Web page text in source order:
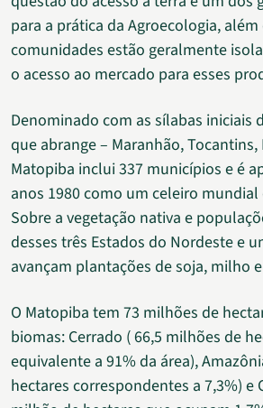
para a prática da Agroecologia, além
comunidades estão geralmente
o acesso ao mercado para esses
Denominado com as sílabas iniciais
que abrange – Maranhão, Tocantins,
Matopiba inclui 337 municípios e é
anos 1980 como um celeiro
Sobre a vegetação nativa e
desses três Estados do Nordeste e
avançam plantações de soja, milho
O Matopiba tem 73 milhões de
biomas: Cerrado ( 66,5 milhões de
equivalente a 91% da área),
hectares correspondentes a 7,3%) e